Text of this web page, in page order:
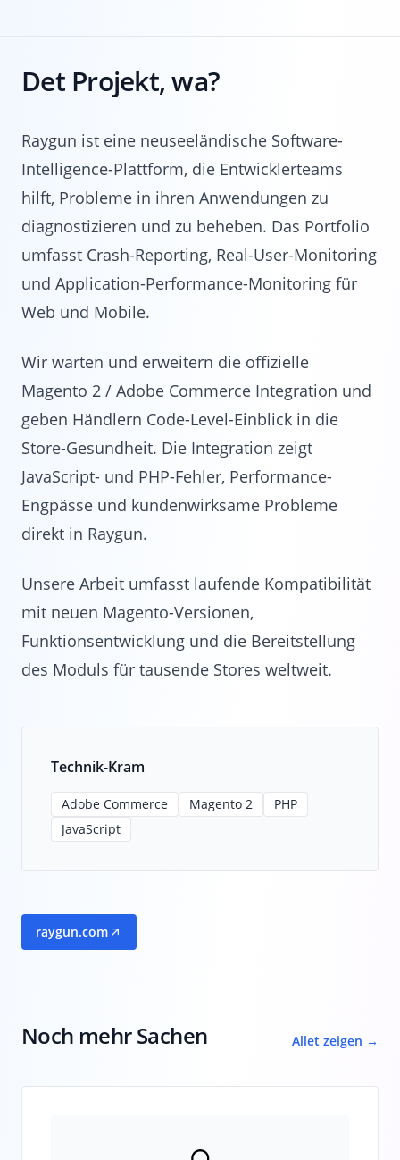
Det Projekt, wa?
Raygun ist eine neuseeländische Software-
Intelligence-Plattform, die Entwicklerteams
hilft, Probleme in ihren Anwendungen zu
diagnostizieren und zu beheben. Das Portfolio
umfasst Crash-Reporting, Real-User-Monitoring
und Application-Performance-Monitoring für
Web und Mobile.
Wir warten und erweitern die offizielle
Magento 2 / Adobe Commerce Integration und
geben Händlern Code-Level-Einblick in die
Store-Gesundheit. Die Integration zeigt
JavaScript- und PHP-Fehler, Performance-
Engpässe und kundenwirksame Probleme
direkt in Raygun.
Unsere Arbeit umfasst laufende Kompatibilität
mit neuen Magento-Versionen,
Funktionsentwicklung und die Bereitstellung
des Moduls für tausende Stores weltweit.
Technik-Kram
Adobe Commerce Magento 2
PHP
JavaScript
raygun.com
Noch mehr Sachen Allet zeigen →